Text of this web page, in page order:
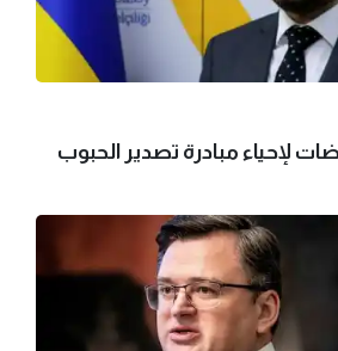
لإحياء مبادرة تصدير الحبوب